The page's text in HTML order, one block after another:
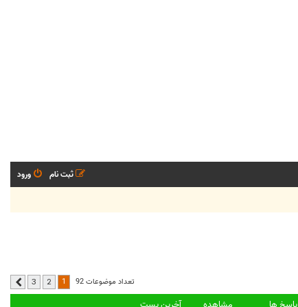
ورود
ثبت نام
تعداد موضوعات 92 1
2
3 بعدی